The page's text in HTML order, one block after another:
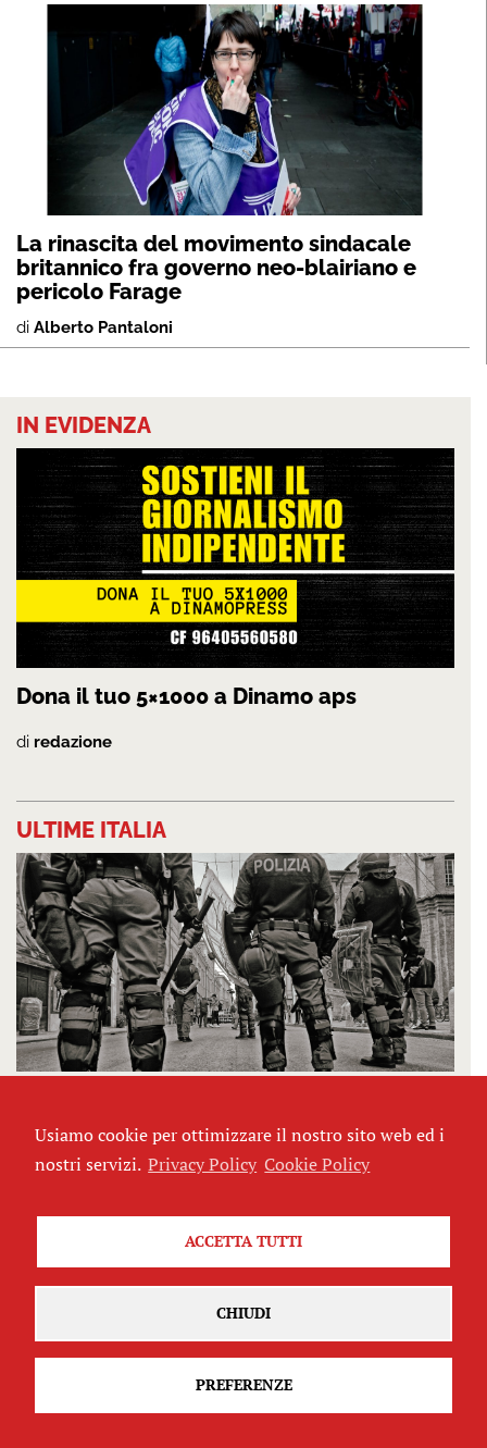
La rinascita del movimento sindacale
britannico fra governo neo-blairiano e
pericolo Farage
di Alberto Pantaloni
IN EVIDENZA
Dona il tuo 5×1000 a Dinamo aps
di redazione
ULTIME ITALIA
democrazia. Intervista con Campesi e
Caprioglio
Usiamo cookie per ottimizzare il nostro sito web ed i
nostri servizi. Privacy Policy Cookie Policy
ACCETTA TUTTI
CHIUDI
PREFERENZE